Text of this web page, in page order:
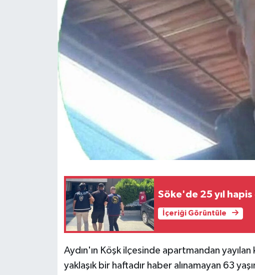
Söke'de 25 yıl hapis
İçeriği Görüntüle
Aydın'ın Köşk ilçesinde apartmandan
yaklaşık bir haftadır haber alınamayan 63